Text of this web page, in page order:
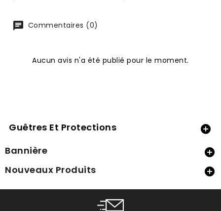
Commentaires (0)
Aucun avis n'a été publié pour le moment.
Guêtres Et Protections 
Bannière 
Nouveaux Produits 